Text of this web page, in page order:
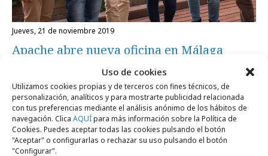
Uso de cookies
Utilizamos cookies propias y de terceros con fines técnicos, de
personalización, analíticos y para mostrarte publicidad relacionada
con tus preferencias mediante el análisis anónimo de los hábitos de
navegación. Clica AQUÍpara más información sobre la Política de
Cookies. Puedes aceptar todas las cookies pulsando el botón
"Aceptar" o configurarlas o rechazar su uso pulsando el botón
"Configurar".
jueves, 21 de noviembre 2019
Apache abre nueva oficina en Málaga
Formación y estudios